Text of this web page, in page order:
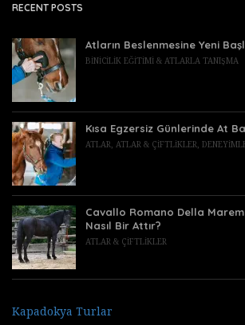
RECENT POSTS
Atların Beslenmesine Yeni
BINICILIK EĞITIMI & ATLARLA TANIŞMA
Kısa Egzersiz Günlerinde At
ATLAR ATLAR & ÇIFTLIKLER
Cavallo Romano Della
Nasıl Bir Attır?
ATLAR & ÇIFTLIKLER
Kapadokya Turlar